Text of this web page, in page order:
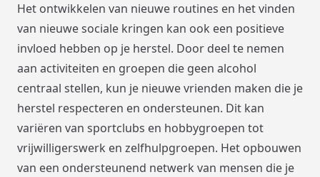
Het ontwikkelen van nieuwe routines en het vinden
van nieuwe sociale kringen kan ook een positieve
invloed hebben op je herstel. Door deel te nemen
aan activiteiten en groepen die geen alcohol
centraal stellen, kun je nieuwe vrienden maken die je
herstel respecteren en ondersteunen. Dit kan
variëren van sportclubs en hobbygroepen tot
vrijwilligerswerk en zelfhulpgroepen. Het opbouwen
van een ondersteunend netwerk van mensen die je